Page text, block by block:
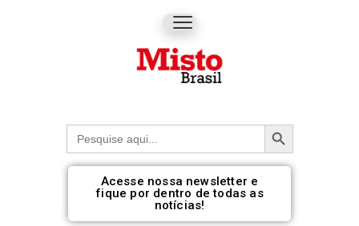
Procurar: Botão de pesquisa
Acesse nossa newsletter e
fique por dentro de todas as
notícias!